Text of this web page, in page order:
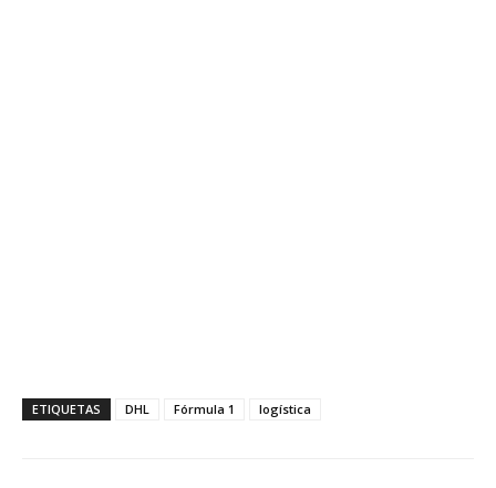
ETIQUETAS DHL Fórmula 1 logística